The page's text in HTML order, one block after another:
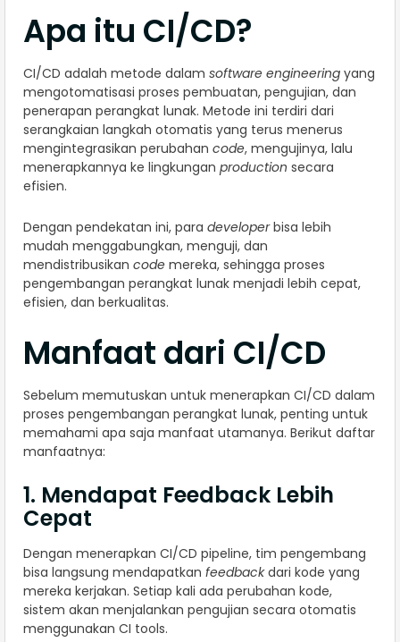
Apa itu CI/CD?
CI/CD adalah metode dalam software engineering yang
mengotomatisasi proses pembuatan, pengujian, dan
penerapan perangkat lunak. Metode ini terdiri dari
serangkaian langkah otomatis yang terus menerus
mengintegrasikan perubahan code, mengujinya, lalu
menerapkannya ke lingkungan production secara
efisien.
Dengan pendekatan ini, para developerbisa lebih
mudah menggabungkan, menguji, dan
mendistribusikan code mereka, sehingga proses
pengembangan perangkat lunak menjadi lebih cepat,
efisien, dan berkualitas.
Manfaat dari CI/CD
Sebelum memutuskan untuk menerapkan CI/CD dalam
proses pengembangan perangkat lunak, penting untuk
memahami apa saja manfaat utamanya. Berikut daftar
manfaatnya:
1. Mendapat Feedback Lebih
Cepat
Dengan menerapkan CI/CD pipeline, tim pengembang
bisa langsung mendapatkan feedbackdari kode yang
mereka kerjakan. Setiap kali ada perubahan kode,
sistem akan menjalankan pengujian secara otomatis
menggunakan CI tools.